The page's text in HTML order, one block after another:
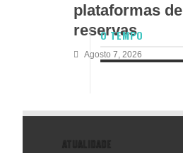
plataformas de
reservas
Agosto 7, 2026
O TEMPO
ATUALIDADE